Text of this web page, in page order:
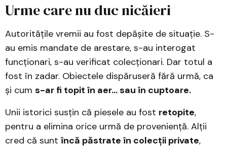
Urme care nu duc nicăieri
Autoritățile vremii au fost depășite de situație. S-
au emis mandate de arestare, s-au interogat
funcționari, s-au verificat colecționari. Dar totul a
fost în zadar. Obiectele dispăruseră fără urmă, ca
și cum s-ar fi topit în aer... sau în cuptoare.
Unii istorici susțin că piesele au fost retopite,
pentru a elimina orice urmă de proveniență. Alții
cred că sunt încă păstrate în colecții private,